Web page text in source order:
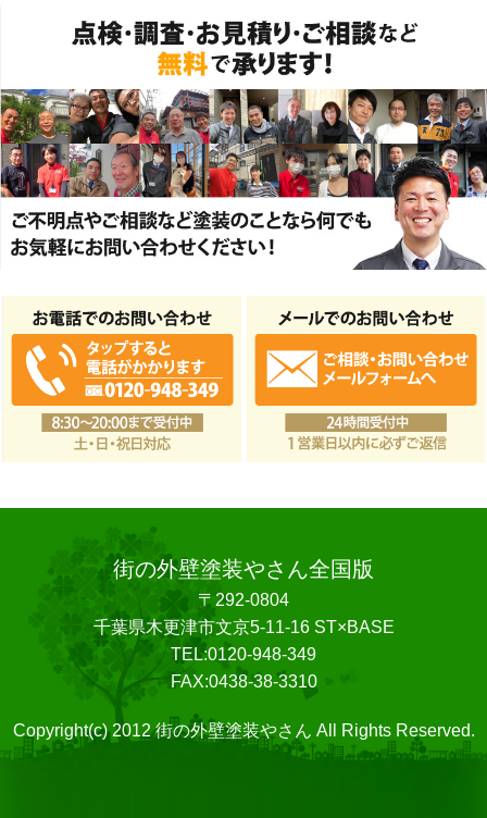
街の外壁塗装やさん全国版
〒292-0804
千葉県木更津市文京5-11-16 ST×BASE
TEL:0120-948-349
FAX:0438-38-3310
Copyright(c) 2012 街の外壁塗装やさん All Rights Reserved.